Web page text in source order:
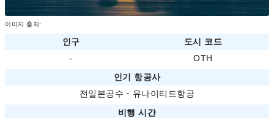
이미지 출처:
인구
도시 코드
-
OTH
인기 항공사
전일본공수 ・ 유나이티드항공
비행 시간